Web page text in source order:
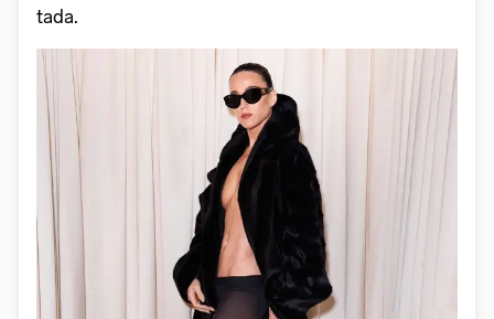
tada.